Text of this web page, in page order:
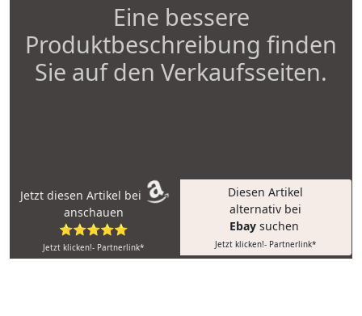
Eine bessere
Produktbeschreibung finden
Sie auf den Verkaufsseiten.
Jetzt diesen Artikel bei
anschauen
⭐⭐⭐⭐⭐
Jetzt klicken!- Partnerlink*
Diesen Artikel
alternativ bei
Ebay suchen
Jetzt klicken!- Partnerlink*